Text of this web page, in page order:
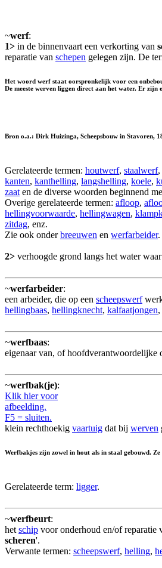
~werf:
1> in de binnenvaart een verkorting van
reparatie van schepen gelegen zijn. De
Het woord werf staat oorspronkelijk voor een
De meeste werven liggen direct aan het water. Er
Bron o.a.: Dirk Huizinga, Scheepsbouw in Stavoren,
Gerelateerde termen: houtwerf, staalwerf,
kanten, kanthelling, langshelling, koele,
zaat en de diverse woorden beginnend
Overige gerelateerde termen: afloop,
hellingvoorwaarde, hellingwagen,
zitdag, enz.
Zie ook onderbreeuwen en werfarbeider.
2> verhoogde grond langs het water
~werfarbeider:
een arbeider, die op een scheepswerf
hellingbaas, hellingknecht, kalfaatjongen,
~werfbaas:
eigenaar van, of hoofdverantwoordelijke
~werfbak(je):
Klik hier voor
afbeelding.
F5 = sluiten.
klein rechthoekig vaartuig dat bij werven
Werfbakjes zijn zowel in hout als in staal gebouwd.
Gerelateerde term: ligger.
~werfbeurt:
het schip voor onderhoud en/of reparatie
scheren'.
Verwante termen: scheepswerf, helling,